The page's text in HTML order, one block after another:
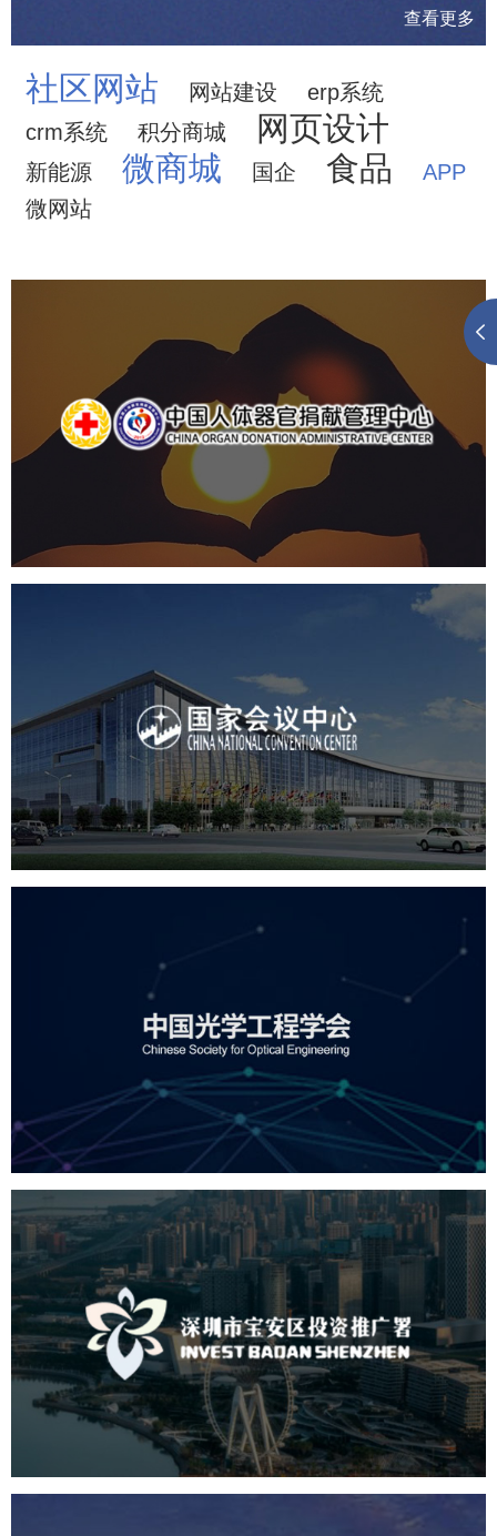
查看更多
社区网站 网站建设
erp系统
crm系统
积分商城 网页设计
新能源 微商城 国企 食品
APP
微网站
中国人体器官捐献管理中心
国企 品牌官网 网站建设
国家会议中心
专业服务 网站建设 网站设计
中国光学工程学会
机构组织 国企 品牌官网 网站建设 网站设计
深圳市宝安区投资推广署
机构组织 国企 品牌官网 网站建设 网站设计